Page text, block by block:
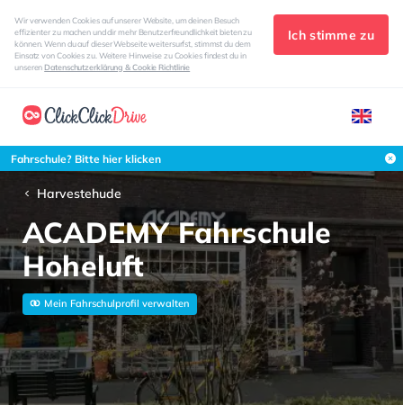
Wir verwenden Cookies auf unserer Website, um deinen Besuch
effizienter zu machen und dir mehr Benutzerfreundlichkeit bieten zu
können. Wenn du auf dieser Webseite weitersurfst, stimmst du dem
Einsatz von Cookies zu. Weitere Hinweise zu Cookies findest du in
unserenDatenschutzerklärung & Cookie Richtlinie
Ich stimme zu
Fahrschule? Bitte hier klicken
Harvestehude
ACADEMY Fahrschule
Hoheluft
Mein Fahrschulprofil verwalten